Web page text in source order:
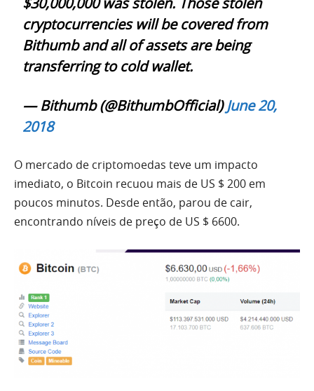
cryptocurrencies will be covered from
Bithumb and all of assets are being
transferring to cold wallet.
— Bithumb (@BithumbOfficial)June 20,
2018
O mercado de criptomoedas teve um impacto
imediato, o Bitcoin recuou mais de US $ 200 em
poucos minutos. Desde então, parou de cair,
encontrando níveis de preço de US $ 6600.